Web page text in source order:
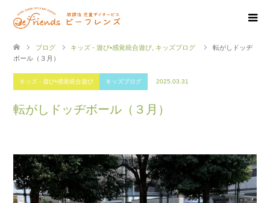
ブログ キッズ - 遊び•感覚統合遊び キッズブログ
転がしドッヂ
ボール（３月）
キッズ - 遊び•感覚統合遊び キッズブログ 2025.03.31
転がしドッヂボール（３月）